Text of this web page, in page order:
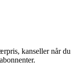
kanseller når du